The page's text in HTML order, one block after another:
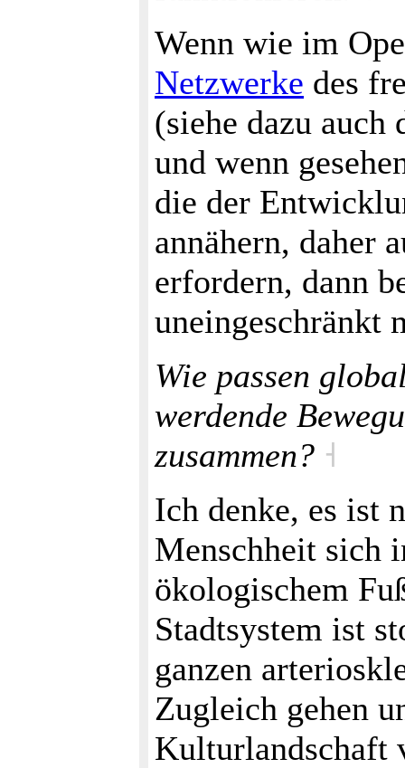
Wenn wie im
Netzwerke des
(siehe dazu
und wenn
die der
annähern, daher
erfordern, dann
uneingeschränkt
Wie passen
werdende
zusammen? ˧
Ich denke, es ist
Menschheit sich
ökologischem
Stadtsystem ist
ganzen
Zugleich gehen
Kulturlandschaft